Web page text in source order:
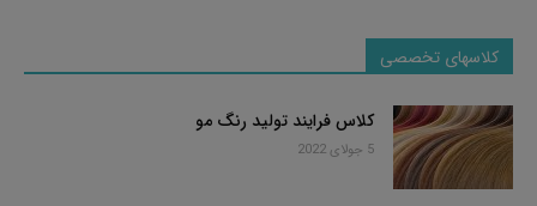
کلاسهای تخصصی
کلاس فرایند تولید رنگ مو
5 جولای 2022